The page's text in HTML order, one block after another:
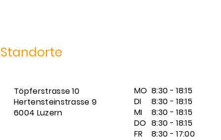
Standorte
Töpferstrasse 10
Hertensteinstrasse 9
6004 Luzern
MO
DI
MI
DO
FR
8:30 - 18:15
8:30 - 18:15
8:30 - 18:15
8:30 - 18:15
8:30 - 17:00